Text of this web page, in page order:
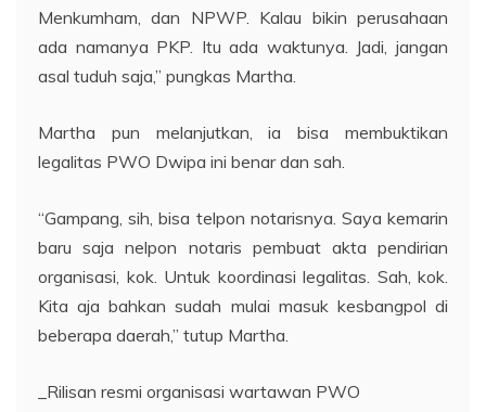
Menkumham, dan NPWP. Kalau bikin perusahaan
ada namanya PKP. Itu ada waktunya. Jadi, jangan
asal tuduh saja,” pungkas Martha.
Martha pun melanjutkan, ia bisa membuktikan
legalitas PWO Dwipa ini benar dan sah.
“Gampang, sih, bisa telpon notarisnya. Saya kemarin
baru saja nelpon notaris pembuat akta pendirian
organisasi, kok. Untuk koordinasi legalitas. Sah, kok.
Kita aja bahkan sudah mulai masuk kesbangpol di
beberapa daerah,” tutup Martha.
_Rilisan resmi organisasi wartawan PWO